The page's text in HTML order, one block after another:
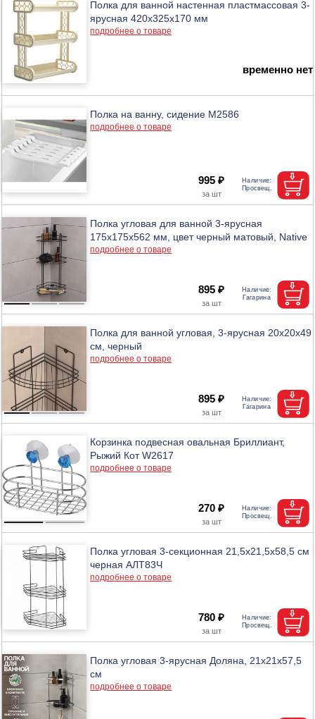
Полка для ванной настенная пластмассовая 3-
ярусная 420х325х170 мм
подробнее о товаре
временно нет
Полка на ванну, сидение М2586
подробнее о товаре
995 ₽
Полка угловая для ванной 3-ярусная
175х175х562 мм, цвет черный матовый, Native
подробнее о товаре
895 ₽
Полка для ванной угловая, 3-ярусная 20х20х49
см, черный
подробнее о товаре
895 ₽
Корзинка подвесная овальная Бриллиант,
Рыжий Кот W2617
подробнее о товаре
270 ₽
Полка угловая 3-секционная 21,5х21,5х58,5 см
черная АЛТ83Ч
подробнее о товаре
780 ₽
Полка угловая 3-ярусная Доляна, 21х21х57,5
см
подробнее о товаре